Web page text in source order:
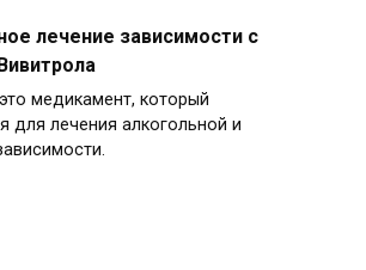
лечение зависимости с
медикамент, который
для лечения алкогольной и